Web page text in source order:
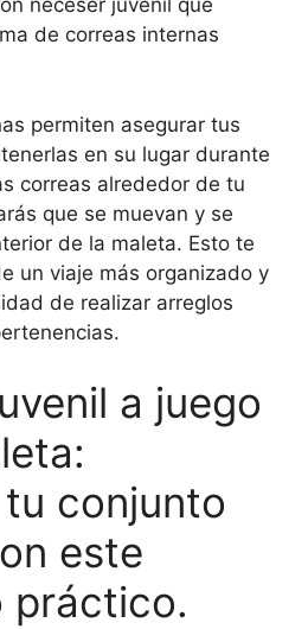
neceser juvenil que
de correas internas
permiten asegurar tus
en su lugar durante
correas alrededor de tu
que se muevan y se
de la maleta. Esto te
un viaje más organizado y
de realizar arreglos
a juego
conjunto
este
práctico.